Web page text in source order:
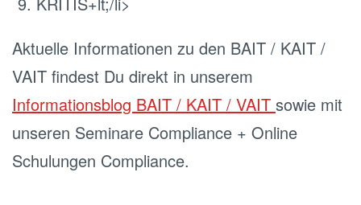
Aktuelle Informationen zu den BAIT / KAIT /
VAIT findest Du direkt in unserem
Informationsblog BAIT / KAIT / VAIT sowie mit
unseren Seminare Compliance + Online
Schulungen Compliance.